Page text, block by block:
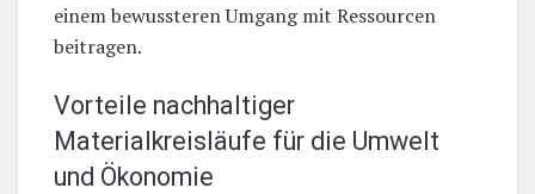
einem bewussteren Umgang mit Ressourcen
beitragen.
Vorteile nachhaltiger
Materialkreisläufe für die Umwelt
und Ökonomie